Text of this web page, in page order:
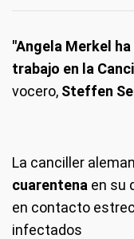
"Angela Merkel
trabajo en la
vocero, Steffen
La canciller
cuarentena en su
en contacto
infectados